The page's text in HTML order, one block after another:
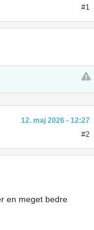
#1
12. maj 2026 - 12:27
#2
en meget bedre